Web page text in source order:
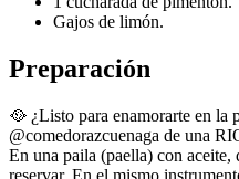
Gajos de limón.
Preparación
🥘 ¿Listo para enamorarte en la
@comedorazcuenaga de una
En una paila (paella) con